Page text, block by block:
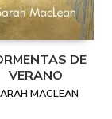
DE
VERANO
MACLEAN